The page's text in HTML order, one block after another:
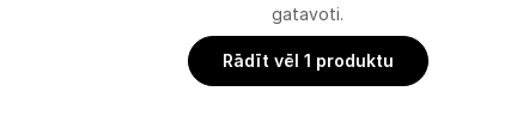
gatavoti.
Rādīt vēl 1 produktu